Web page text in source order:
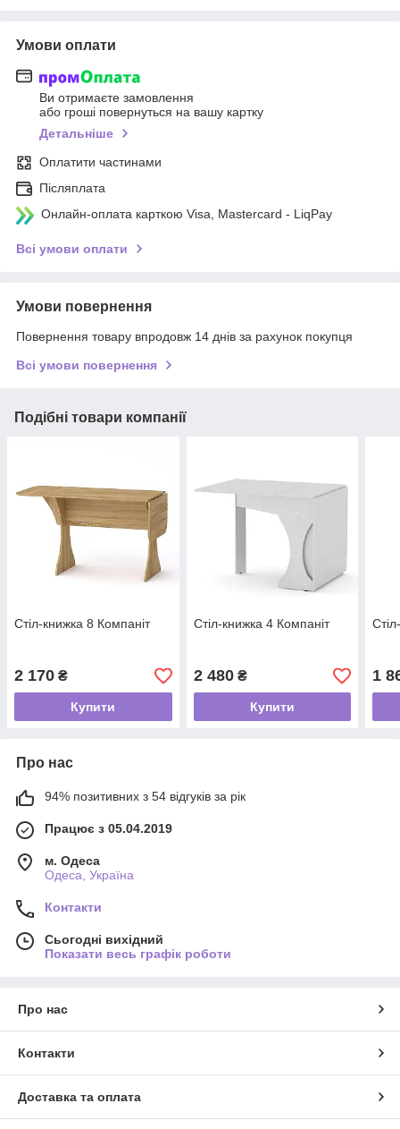
Умови оплати
Ви отримаєте замовлення
або гроші повернуться на вашу картку
Детальніше
Оплатити частинами
Післяплата
Онлайн-оплата карткою Visa, Mastercard - LiqPay
Всі умови оплати
Умови повернення
Повернення товару впродовж 14 днів за рахунок покупця
Всі умови повернення
Подібні товари компанії
Стіл-книжка 8 Компаніт
2 170 ₴
Купити
Стіл-книжка 4 Компаніт
2 480₴
Купити
1
Про нас
94% позитивних з 54 відгуків за рік
Працює з 05.04.2019
м. Одеса
Одеса, Україна
Контакти
Сьогодні вихідний
Показати весь графік роботи
Про нас
Контакти
Доставка та оплата